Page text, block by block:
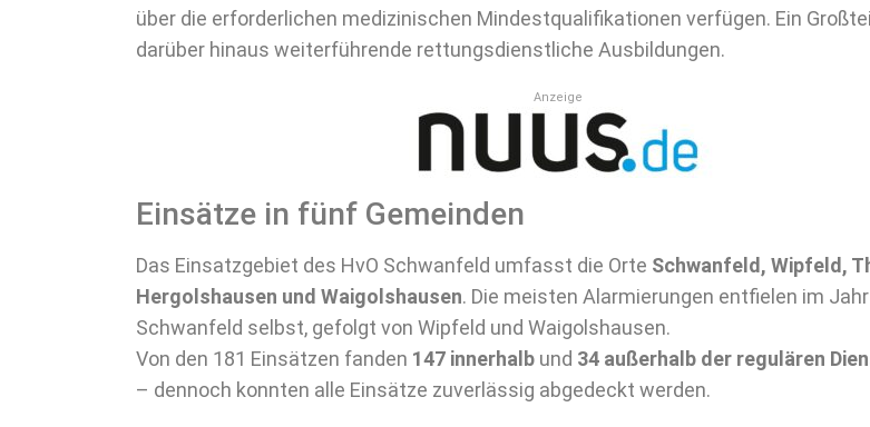
über die erforderlichen medizinischen Mindestqualifikationen verfügen. Ein
darüber hinaus weiterführende rettungsdienstliche Ausbildungen.
Anzeige
Einsätze in fünf Gemeinden
Das Einsatzgebiet des HvO Schwanfeld umfasst die Orte Schwanfeld, Wipfeld,
Hergolshausen und Waigolshausen. Die meisten Alarmierungen entfielen im
Schwanfeld selbst, gefolgt von Wipfeld und Waigolshausen.
Von den 181 Einsätzen fanden 147 innerhalb und 34 außerhalb der regulären
– dennoch konnten alle Einsätze zuverlässig abgedeckt werden.